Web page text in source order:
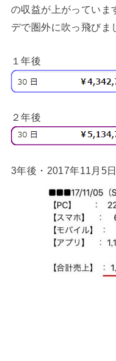
の収益が上がってい
デで圏外に吹っ飛びま
１年後
２年後
3年後・2017年11月5